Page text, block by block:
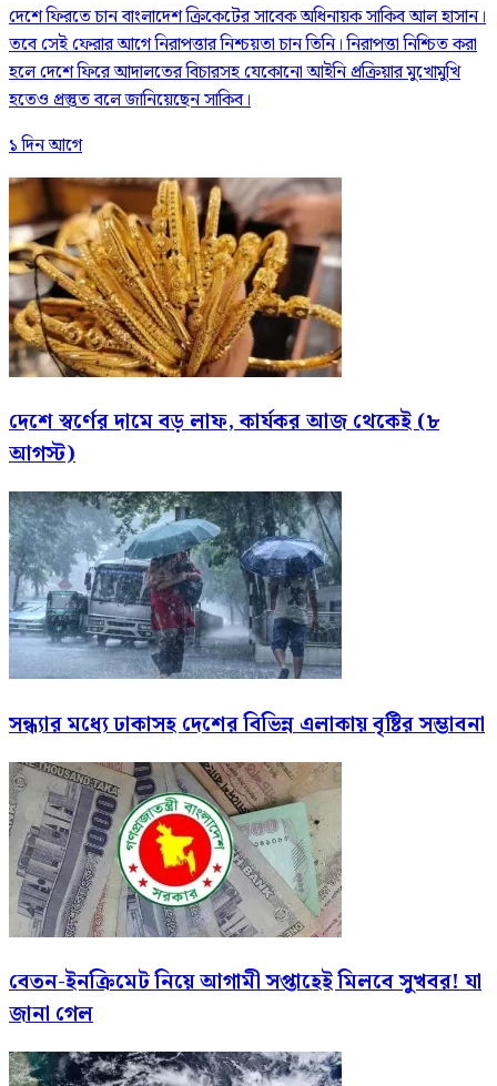
দেশে ফিরতে চান বাংলাদেশ ক্রিকেটের সাবেক অধিনায়ক সাকিব আল হাসান।
তবে সেই ফেরার আগে নিরাপত্তার নিশ্চয়তা চান তিনি। নিরাপত্তা নিশ্চিত করা
হলে দেশে ফিরে আদালতের বিচারসহ যেকোনো আইনি প্রক্রিয়ার মুখোমুখি
হতেও প্রস্তুত বলে জানিয়েছেন সাকিব।
১ দিন আগে
দেশে স্বর্ণের দামে বড় লাফ, কার্যকর আজ থেকেই (৮
আগস্ট)
সন্ধ্যার মধ্যে ঢাকাসহ দেশের বিভিন্ন এলাকায় বৃষ্টির সম্ভাবনা
বেতন-ইনক্রিমেট নিয়ে আগামী সপ্তাহেই মিলবে সুখবর! যা
জানা গেল